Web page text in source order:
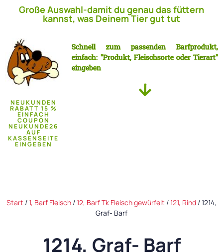
Große Auswahl-damit du genau das füttern
kannst, was Deinem Tier gut tut
NEUKUNDEN
RABATT 15 %
EINFACH
COUPON
NEUKUNDE26
AUF
KASSENSEITE
EINGEBEN
Schnell zum passenden Barfprodukt,
einfach: "Produkt, Fleischsorte oder Tierart"
eingeben
Start /1, Barf Fleisch /12, Barf Tk Fleisch gewürfelt /121, Rind / 1214,
Graf- Barf
1214, Graf- Barf